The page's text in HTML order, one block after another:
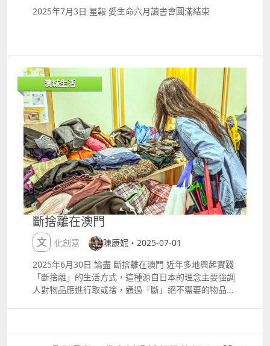
2025年7月3日 星報 愛生命六月讀書會圓滿結束
澳城生活
斷捨離在澳門
文化創意
陳康妮・2025-07-01
2025年6月30日 論盡 斷捨離在澳門 近年多地興起實踐
「斷捨離」的生活方式，這種源自日本的理念主要強調
人對物品應進行取或捨，通過「斷」絕不需要的物品、